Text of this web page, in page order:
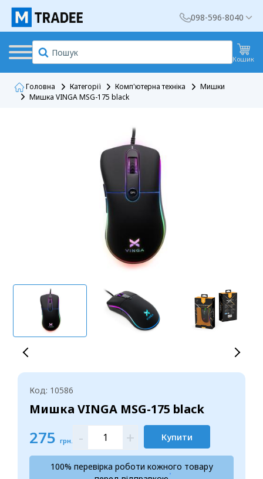
098-596-8040
Кошик
Головна Категорії Комп'ютерна техніка
Мишки
Мишка VINGA MSG-175 black
Код: 10586
Мишка VINGA MSG-175 black
275 грн. - + Купити
100% перевірка роботи кожного товару